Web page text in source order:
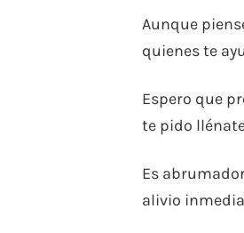
Aunque
quienes te
Espero que
te pido
Es
alivio